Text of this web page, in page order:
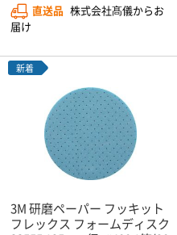
直送品 株式会社髙儀からお
届け
新着
3M 研磨ペーパー フッキット
フレックス フォームディスク